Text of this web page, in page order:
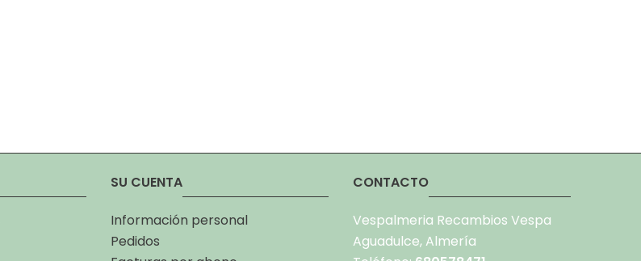
SU CUENTA
Información personal
Pedidos
CONTACTO
Vespalmeria Recambios Vespa
Aguadulce, Almería